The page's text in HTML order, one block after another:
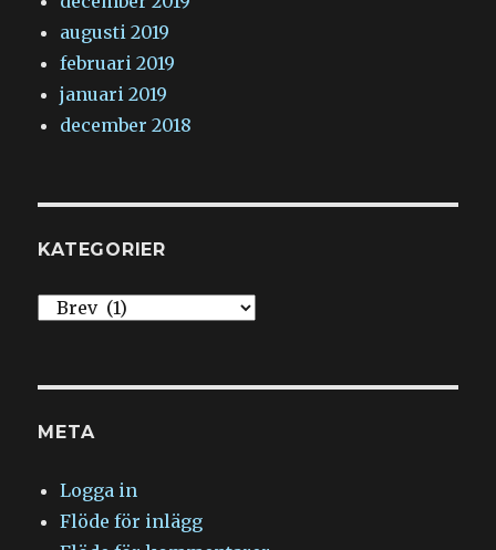
augusti 2019
februari 2019
januari 2019
december 2018
KATEGORIER
Kategorier
META
Logga in
Flöde för inlägg